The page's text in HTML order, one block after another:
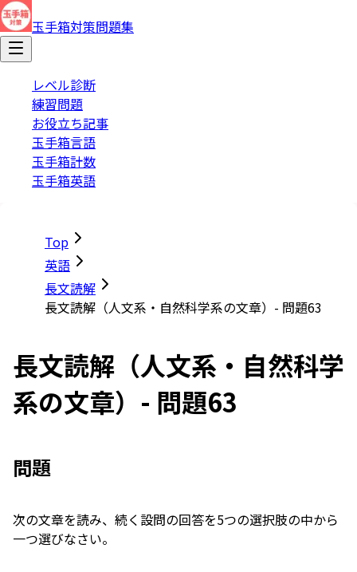
玉手箱対策問題集
レベル診断
練習問題
お役立ち記事
玉手箱言語
玉手箱計数
玉手箱英語
Top
英語
長文読解
長文読解（人文系・自然科学系の文章）- 問題63
長文読解（人文系・自然科学
系の文章）- 問題63
問題
次の文章を読み、続く設問の回答を5つの選択肢の中から
一つ選びなさい。